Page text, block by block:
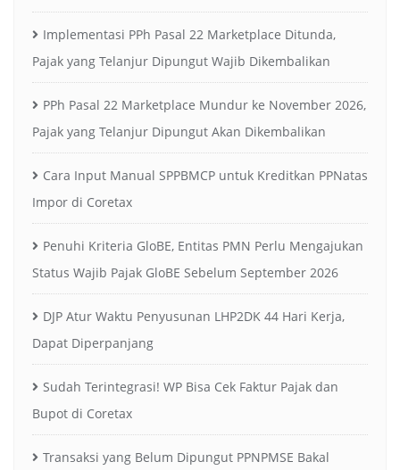
Implementasi PPh Pasal 22 Marketplace Ditunda,
Pajak yang Telanjur Dipungut Wajib Dikembalikan
PPh Pasal 22 Marketplace Mundur ke November 2026,
Pajak yang Telanjur Dipungut Akan Dikembalikan
Cara Input Manual SPPBMCP untuk Kreditkan PPNatas
Impor di Coretax
Penuhi Kriteria GloBE, Entitas PMN Perlu Mengajukan
Status Wajib Pajak GloBE Sebelum September 2026
DJP Atur Waktu Penyusunan LHP2DK 44 Hari Kerja,
Dapat Diperpanjang
Sudah Terintegrasi! WP Bisa Cek Faktur Pajak dan
Bupot di Coretax
Transaksi yang Belum Dipungut PPNPMSE Bakal